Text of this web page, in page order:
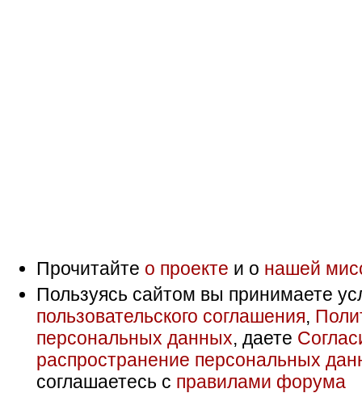
Прочитайте о проекте и о нашей
Пользуясь сайтом вы принимаете
пользовательского соглашения,
персональных данных, даете
распространение персональных
соглашаетесь с правилами форума